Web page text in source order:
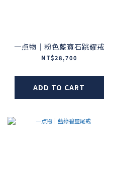
一点物｜粉色藍寶石跳耀戒
NT$28,700
ADD TO CART